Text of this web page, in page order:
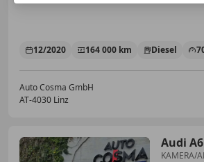
12/2020 164 000 km Diesel
Auto Cosma GmbH
AT-4030 Linz
Audi A6
KAMERA/